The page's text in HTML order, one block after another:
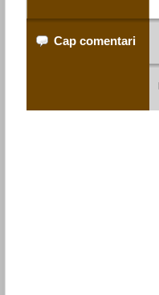
Cap comentari